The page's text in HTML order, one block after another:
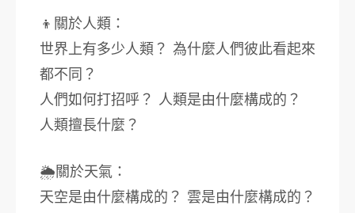
👦關於人類：
世界上有多少人類？ 為什麼人們彼此看起來
都不同？
人們如何打招呼？ 人類是由什麼構成的？
人類擅長什麼？
🌦關於天氣：
天空是由什麼構成的？ 雲是由什麼構成的？